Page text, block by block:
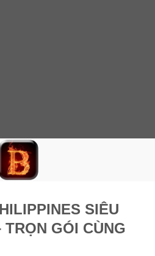
SIÊU
GÓI CÙNG